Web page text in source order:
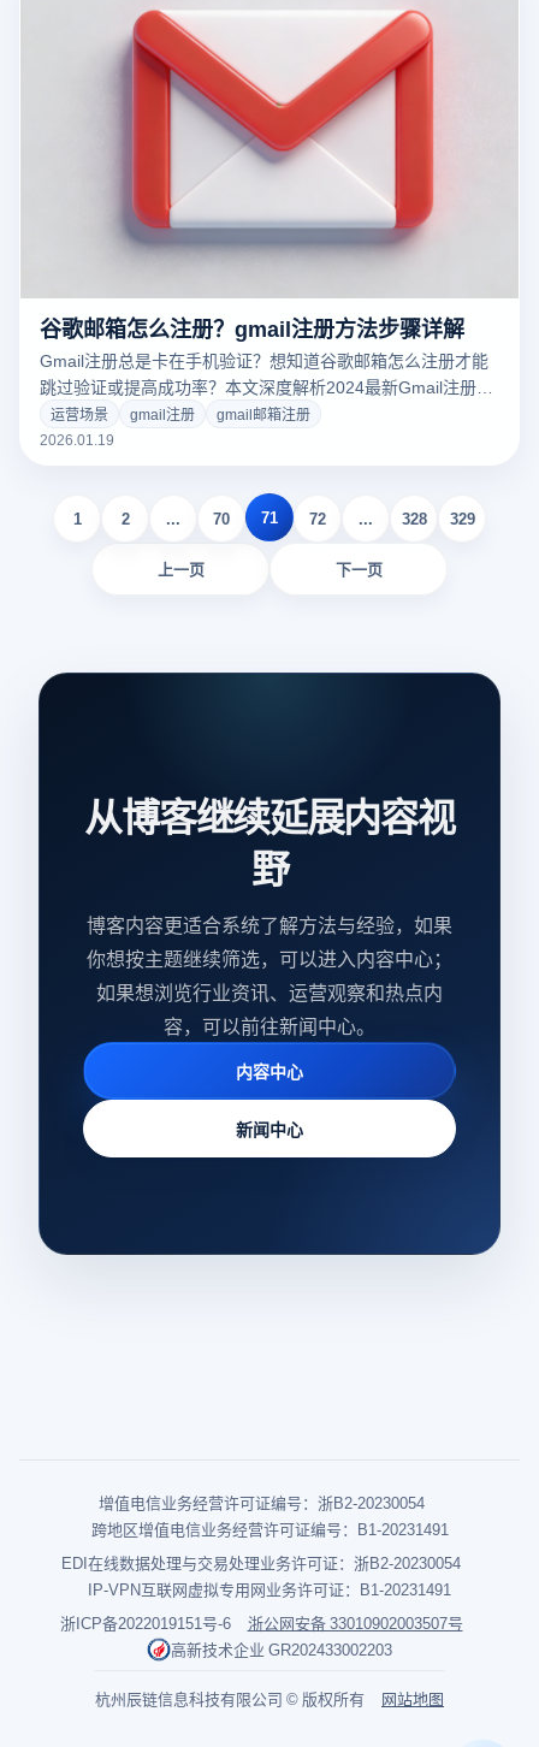
谷歌邮箱怎么注册？gmail注册方法步骤详解
Gmail注册总是卡在手机验证？想知道谷歌邮箱怎么注册才能
跳过验证或提高成功率？本文深度解析2024最新Gmail注册方
法步骤，揭秘跨境大卖如何利用云登指纹浏览器构建纯净环
境，通过物理级指纹隔离技术，轻松解决Gmail账号注册难、
运营场景 gmail注册
gmail邮箱注册
2026.01.19
上一页
1 2 ... 70 71 72 ... 328 329
下一页
从博客继续延展内容视
野
博客内容更适合系统了解方法与经验，如果
你想按主题继续筛选，可以进入内容中心；
如果想浏览行业资讯、运营观察和热点内
容，可以前往新闻中心。
内容中心
新闻中心
增值电信业务经营许可证编号：浙B2-20230054
跨地区增值电信业务经营许可证编号：B1-20231491
EDI在线数据处理与交易处理业务许可证：浙B2-20230054
IP-VPN互联网虚拟专用网业务许可证：B1-20231491
浙ICP备2022019151号-6
浙公网安备 33010902003507号
高新技术企业 GR202433002203
杭州辰链信息科技有限公司 © 版权所有 网站地图